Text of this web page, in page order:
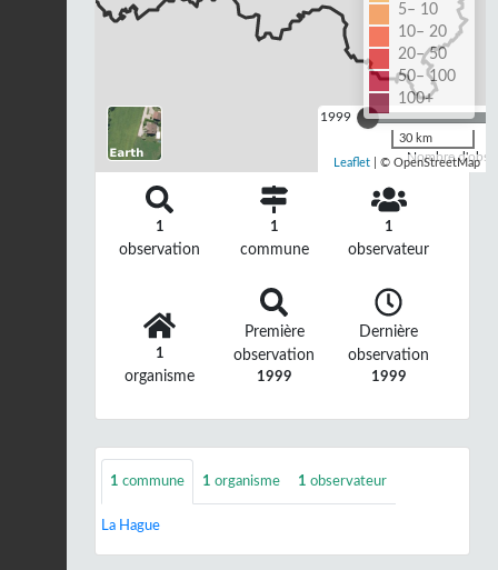
1999
Nombre
5– 10
10– 20
20– 50
50– 100
100+
30 km
Leaflet | © OpenStreetMap
1
observation
1
commune
1
observateur
1
organisme
Première
observation
1999
Dernière
observation
1999
1 commune 1 organisme 1 observateur
La Hague